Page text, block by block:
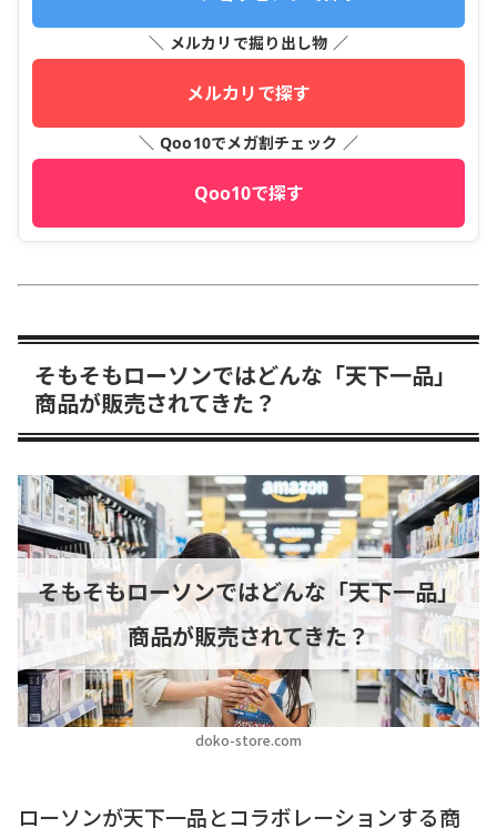
＼ メルカリで掘り出し物 ／
メルカリで探す
＼ Qoo10でメガ割チェック ／
Qoo10で探す
そもそもローソンではどんな「天下一品」
商品が販売されてきた？
doko-store.com
そもそもローソンではどんな「天下一品」
商品が販売されてきた？
ローソンが天下一品とコラボレーションする商